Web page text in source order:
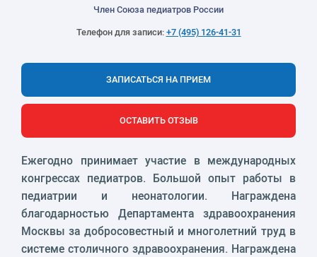
Член Союза педиатров России
Телефон для записи:+7 (495) 126-41-31
ЗАПИСАТЬСЯ НА ПРИЕМ
ОСТАВИТЬ ОТЗЫВ
Ежегодно принимает участие в международных
конгрессах педиатров. Большой опыт работы в
педиатрии и неонатологии. Награждена
благодарностью Департамента здравоохранения
Москвы за добросовестный и многолетний труд в
системе столичного здравоохранения. Награждена